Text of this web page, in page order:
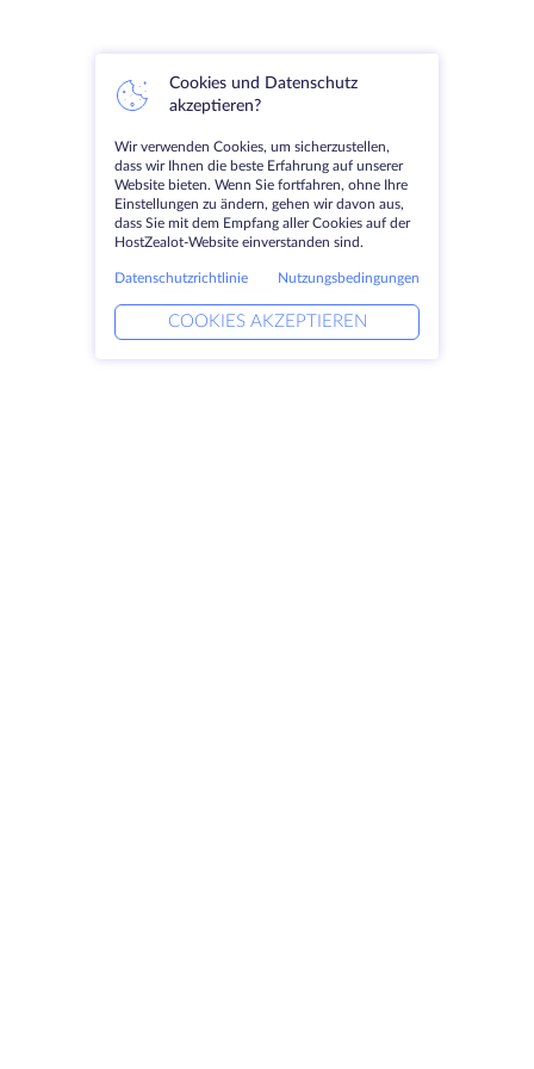
Cookies und Datenschutz
akzeptieren?
Wir verwenden Cookies, um sicherzustellen,
dass wir Ihnen die beste Erfahrung auf unserer
Website bieten. Wenn Sie fortfahren, ohne Ihre
Einstellungen zu ändern, gehen wir davon aus,
dass Sie mit dem Empfang aller Cookies auf der
HostZealot-Website einverstanden sind.
Datenschutzrichtlinie Nutzungsbedingungen
COOKIES AKZEPTIEREN